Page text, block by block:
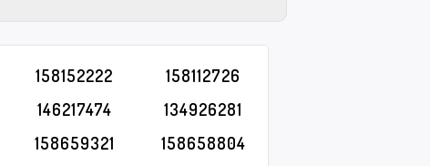
158152222
158112726
146217474
134926281
158659321
158658804